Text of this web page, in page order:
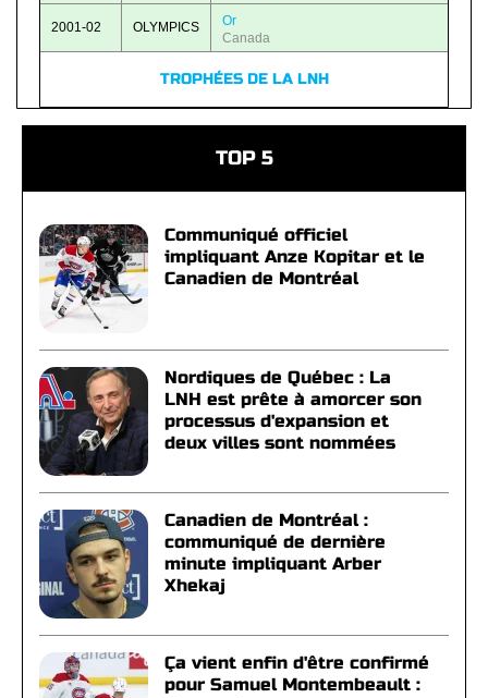
2001-02 OLYMPICS
Or
Canada
TROPHÉES DE LA LNH
TOP 5
Communiqué officiel
impliquant Anze Kopitar et le
Canadien de Montréal
Nordiques de Québec : La
LNH est prête à amorcer son
processus d'expansion et
deux villes sont nommées
Canadien de Montréal :
communiqué de dernière
minute impliquant Arber
Xhekaj
Ça vient enfin d'être confirmé
pour Samuel Montembeault :